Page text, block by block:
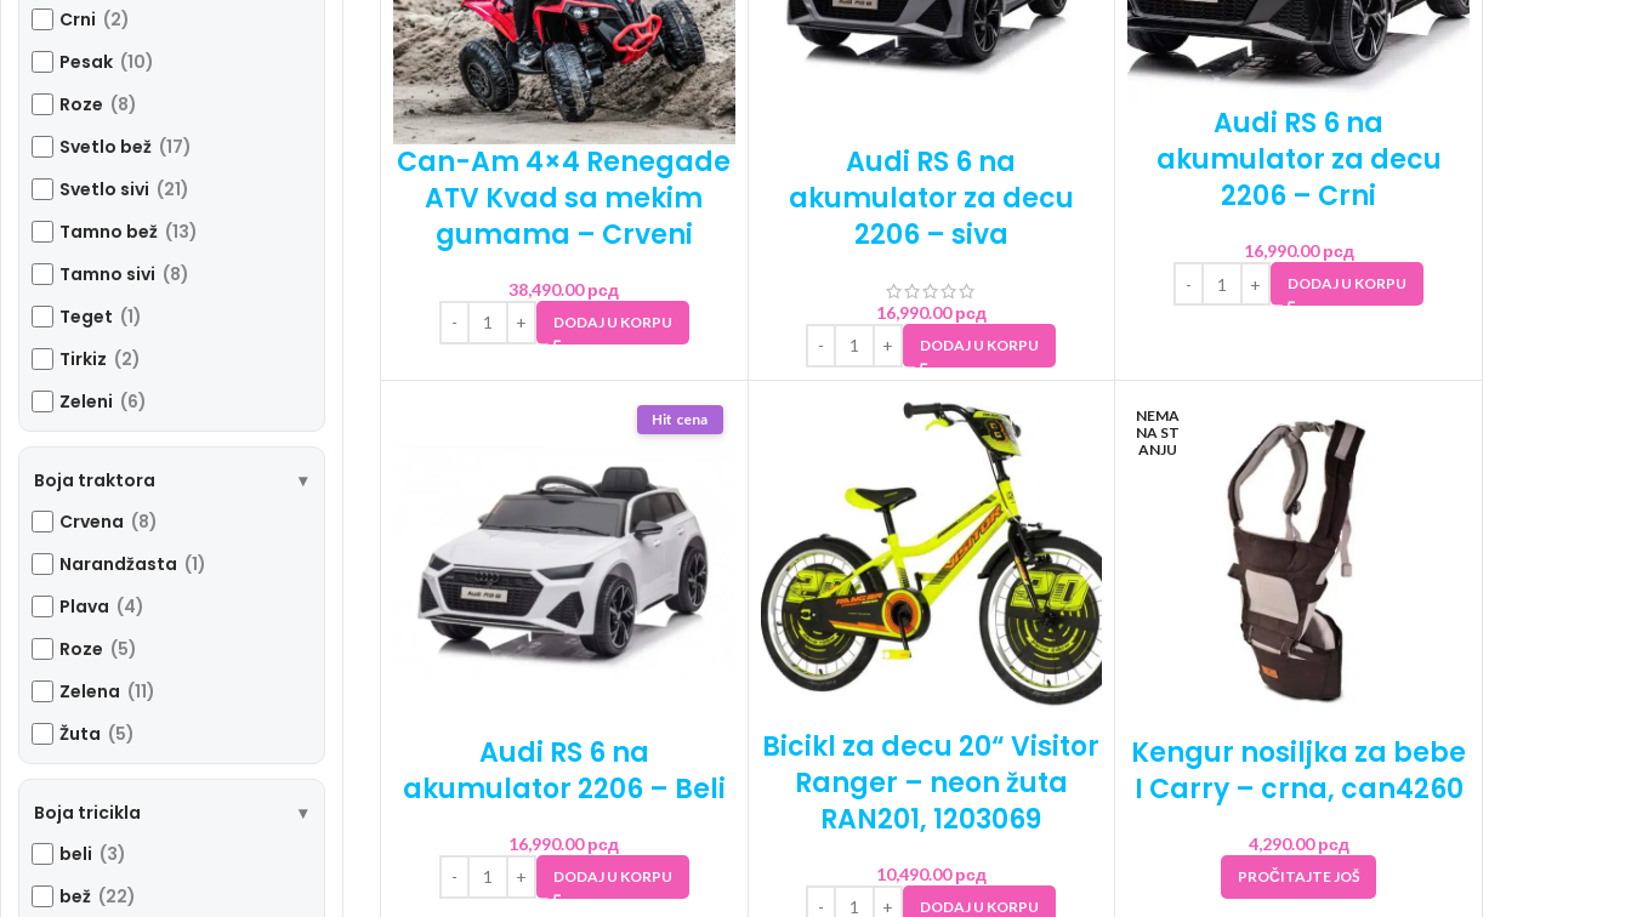
Crni (2)
Pesak (10)
Roze (8)
Svetlo bež (17)
Svetlo sivi (21)
Tamno bež (13)
Tamno sivi (8)
Teget (1)
Tirkiz (2)
Zeleni (6)
Boja traktora
Crvena (8)
Narandžasta (1)
Plava (4)
Roze (5)
Zelena (11)
Žuta (5)
Boja tricikla
beli (3)
bež (22)
Can-Am 4×4 Renegade
ATV Kvad sa mekim
gumama – Crveni
38,490.00рсд
DODAJ U KORPU
Audi RS 6 na
akumulator za decu
2206 – siva
16,990.00рсд
DODAJ U KORPU
Audi RS 6 na
akumulator za decu
2206 – Crni
16,990.00рсд
DODAJ U KORPU
Hit cena
Audi RS 6 na
akumulator 2206 – Beli
16,990.00рсд
DODAJ U KORPU
Bicikl za decu 20“ Visitor
Ranger – neon žuta
RAN201, 1203069
10,490.00рсд
DODAJ U KORPU
NEMA
NA ST
ANJU
Kengur nosiljka za bebe
I Carry – crna, can4260
4,290.00рсд
PROČITAJTE JOŠ